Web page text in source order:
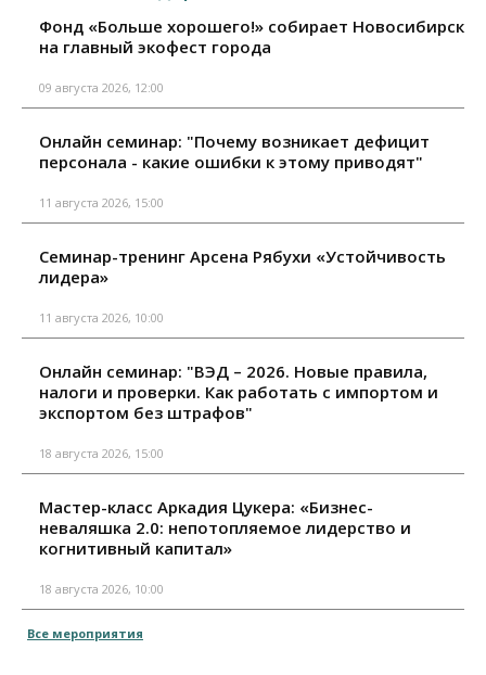
Фонд «Больше хорошего!» собирает Новосибирск
на главный экофест города
09 августа 2026, 12:00
Онлайн семинар: "Почему возникает дефицит
персонала - какие ошибки к этому приводят"
11 августа 2026, 15:00
Семинар-тренинг Арсена Рябухи «Устойчивость
лидера»
11 августа 2026, 10:00
Онлайн семинар: "ВЭД – 2026. Новые правила,
налоги и проверки. Как работать с импортом и
экспортом без штрафов"
18 августа 2026, 15:00
Мастер-класс Аркадия Цукера: «Бизнес-
неваляшка 2.0: непотопляемое лидерство и
когнитивный капитал»
18 августа 2026, 10:00
Все мероприятия